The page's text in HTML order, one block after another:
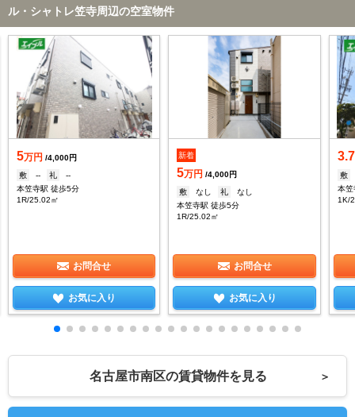
ル・シャトレ笠寺周辺の空室物件
5万円 /4,000円
敷
-- 礼
--
本笠寺駅 徒歩5分
1R/25.02㎡
お問合せ
お気に入り
新着
5万円 /4,000円
敷
なし 礼
なし
本笠寺駅 徒歩5分
1R/25.02㎡
お問合せ
お気に入り
3.7
敷
本笠
1K/
名古屋市南区の賃貸物件を見る ＞